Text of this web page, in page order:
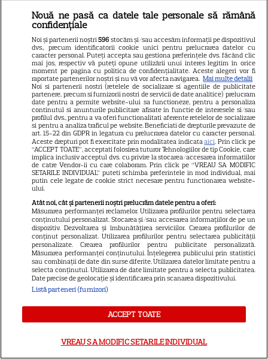
Primele imagini din noul serial
PRO TV și când începe
ARTICOLE PARTENERI
Horoscop 4 august 2026.
Capricornilor le este greu să
aibă răbdare într-un context
atât de dinamic, dar ei știu că
nu se poate altfel
Cine poate retrage banii din
contul unei persoane
Nouă ne pasă ca datele tale personale să rămână
confidențiale
Noi și partenerii noștri596 stocăm și/sau accesăm informații pe dispozitivul
dvs., precum identificatorii cookie unici pentru prelucrarea datelor cu
caracter personal. Puteți accepta sau gestiona preferințele dvs. făcând clic
mai jos, respectiv vă puteți opune utilizării unui interes legitim în orice
moment pe pagina cu politica de confidențialitate. Aceste alegeri vor fi
raportate partenerilor noștri și nu vă vor afecta navigarea. Mai multe detalii
Noi si partenerii nostri (retelele de socializare si agentiile de publicitate
partenere, precum si furnizorii nostri de servicii de date analitice) prelucram
date pentru a permite website-ului sa functioneze, pentru a personaliza
continutul si anunturile publicitare afisate in functie de interesele si/sau
profilul dvs., pentru a va oferi functionalitati aferente retelelor de socializare
si pentru a analiza traficul pe website. Beneficiati de drepturile prevazute de
art. 15-22 din GDPR in legatura cu prelucrarea datelor cu caracter personal.
Aceste drepturi pot fi exercitate prin modalitatea indicataaici. Prin click pe
“ACCEPT TOATE”, acceptati folosirea tuturor Tehnologiilor de tip Cookie, care
implica inclusiv acceptul dvs. cu privire la stocarea/accesarea informatiilor
de catre Vendor-ii cu care colaboram. Prin click pe “VREAU SA MODIFIC
SETARILE INDIVIDUAL” puteti schimba preferintele in mod individual, mai
putin cele legate de cookie strict necesare pentru functionarea website-
ului.
Atât noi, cât și partenerii noștri prelucrăm datele pentru a oferi:
Măsurarea performanței reclamelor. Utilizarea profilurilor pentru selectarea
conținutului personalizat. Stocarea și/sau accesarea informațiilor de pe un
dispozitiv. Dezvoltarea și îmbunătățirea serviciilor. Crearea profilurilor de
conținut personalizat. Utilizarea profilurilor pentru selectarea publicității
personalizate. Crearea profilurilor pentru publicitate personalizată.
Măsurarea performanței conținutului. Înțelegerea publicului prin statistici
sau combinații de date din surse diferite. Utilizarea datelor limitate pentru a
selecta conținutul. Utilizarea de date limitate pentru a selecta publicitatea.
Date precise de geolocație și identificarea prin scanarea dispozitivului.
Listă parteneri (furnizori)
ACCEPT TOATE
VREAU SA MODIFIC SETARILE INDIVIDUAL